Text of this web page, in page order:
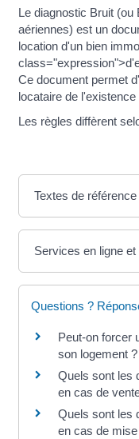
Le diagnostic Bruit
aériennes) est un
location d'un bien
Ce document permet
locataire de
Les règles diffèrent
Textes de référence
Services en ligne
Questions ?
Peut-on forcer
son logement ?
Quels sont les
en cas de
Quels sont les
en cas de